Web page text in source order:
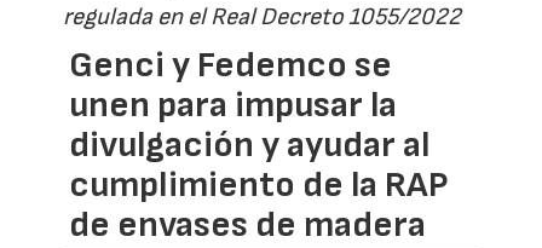
regulada en el Real Decreto 1055/2022
Genci y Fedemco se
unen para impusar la
divulgación y ayudar al
cumplimiento de la RAP
de envases de madera